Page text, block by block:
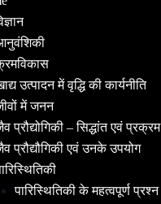
उत्पादन में वृद्धि की कार्यनीति
में जनन
प्रौद्योगिकी – सिद्धांत एवं प्रक्रम
प्रौद्यौगिकी एवं उनके उपयोग
पारिस्थितिकी के महत्वपूर्ण प्रश्न